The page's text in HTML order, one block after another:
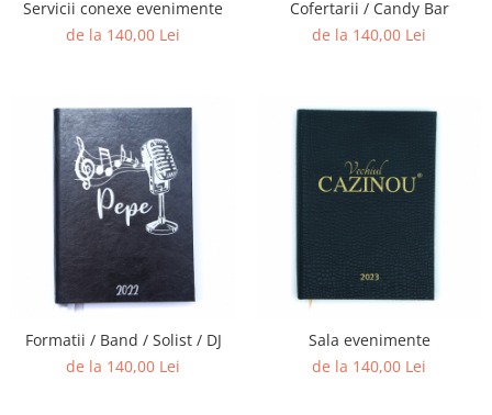
Servicii conexe evenimente
de la 140,00 Lei
Cofertarii / Candy Bar
de la 140,00 Lei
Formatii / Band / Solist / DJ
de la 140,00 Lei
Sala evenimente
de la 140,00 Lei